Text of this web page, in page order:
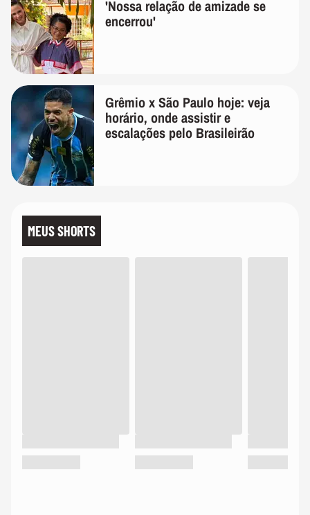
'Nossa relação de amizade se
encerrou'
Grêmio x São Paulo hoje: veja
horário, onde assistir e
escalações pelo Brasileirão
MEUS SHORTS